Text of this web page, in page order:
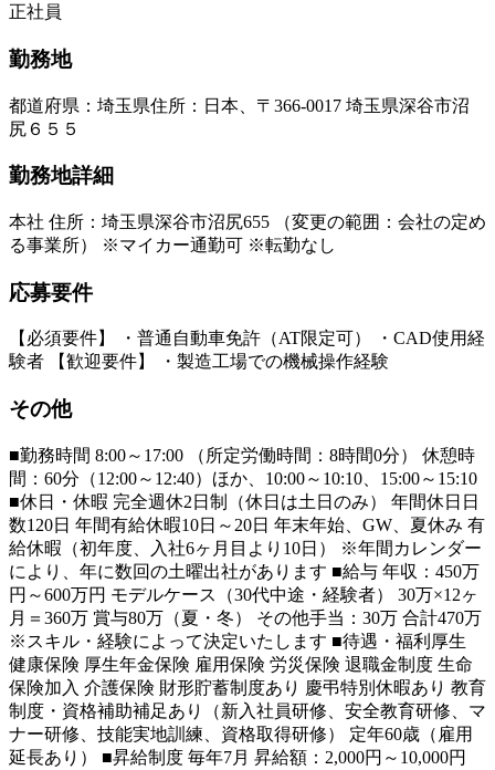
正社員
勤務地
都道府県 ： 埼玉県住所 ： 日本、〒366-0017 埼玉県深谷市沼
尻６５５
勤務地詳細
本社 住所：埼玉県深谷市沼尻655 （変更の範囲：会社の定め
る事業所） ※マイカー通勤可 ※転勤なし
応募要件
【必須要件】 ・普通自動車免許（AT限定可） ・CAD使用経
験者 【歓迎要件】 ・製造工場での機械操作経験
その他
■勤務時間 8:00～17:00 （所定労働時間：8時間0分） 休憩時
間：60分（12:00～12:40）ほか、10:00～10:10、15:00～15:10
■休日・休暇 完全週休2日制（休日は土日のみ） 年間休日日
数120日 年間有給休暇10日～20日 年末年始、GW、夏休み 有
給休暇（初年度、入社6ヶ月目より10日） ※年間カレンダー
により、年に数回の土曜出社があります ■給与 年収：450万
円～600万円 モデルケース（30代中途・経験者） 30万×12ヶ
月＝360万 賞与80万（夏・冬） その他手当：30万 合計470万
※スキル・経験によって決定いたします ■待遇・福利厚生
健康保険 厚生年金保険 雇用保険 労災保険 退職金制度 生命
保険加入 介護保険 財形貯蓄制度あり 慶弔特別休暇あり 教育
制度・資格補助補足あり（新入社員研修、安全教育研修、マ
ナー研修、技能実地訓練、資格取得研修） 定年60歳（雇用
延長あり） ■昇給制度 毎年7月 昇給額：2,000円～10,000円